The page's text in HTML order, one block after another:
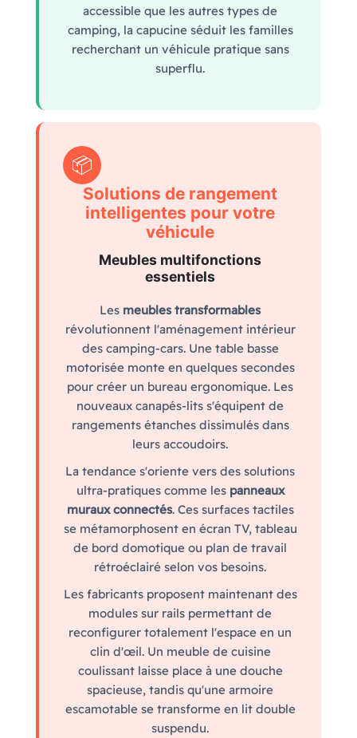
accessible que les autres types de
camping, la capucine séduit les familles
recherchant un véhicule pratique sans
superflu.
📦
Solutions de rangement
intelligentes pour votre
véhicule
Meubles multifonctions
essentiels
Les meubles transformables
révolutionnent l'aménagement intérieur
des camping-cars. Une table basse
motorisée monte en quelques secondes
pour créer un bureau ergonomique. Les
nouveaux canapés-lits s'équipent de
rangements étanches dissimulés dans
leurs accoudoirs.
La tendance s'oriente vers des solutions
ultra-pratiques comme les panneaux
muraux connectés. Ces surfaces tactiles
se métamorphosent en écran TV, tableau
de bord domotique ou plan de travail
rétroéclairé selon vos besoins.
Les fabricants proposent maintenant des
modules sur rails permettant de
reconfigurer totalement l'espace en un
clin d'œil. Un meuble de cuisine
coulissant laisse place à une douche
spacieuse, tandis qu'une armoire
escamotable se transforme en lit double
suspendu.